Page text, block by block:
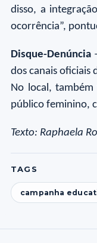
disso, a
ocorrência”,
Disque-Denúncia
dos canais oficiais
No local,
público feminino,
Texto: Raphaela
TAGS
campanha